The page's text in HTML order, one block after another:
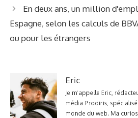
En deux ans, un million
Espagne, selon les calculs de
ou pour les étrangers
Eric
Je m'appelle Eric,
média Prodiris,
monde du web. Ma